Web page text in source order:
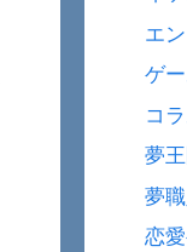
エ
ゲ
コ
夢
夢
恋